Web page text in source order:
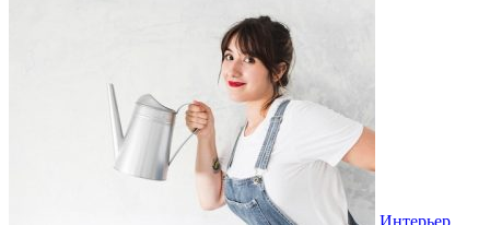
Интерьер